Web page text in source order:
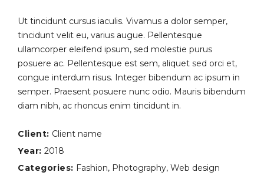
Ut tincidunt cursus iaculis. Vivamus a dolor semper,
tincidunt velit eu, varius augue. Pellentesque
ullamcorper eleifend ipsum, sed molestie purus
posuere ac. Pellentesque est sem, aliquet sed orci et,
congue interdum risus. Integer bibendum ac ipsum in
semper. Praesent posuere nunc odio. Mauris bibendum
diam nibh, ac rhoncus enim tincidunt in.
Client: Client name
Year: 2018
Categories: Fashion, Photography, Web design